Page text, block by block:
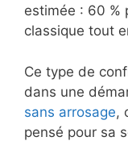
estimée : 60 %
classique tout
Ce type de
dans une
sans arrosage,
pensé pour sa